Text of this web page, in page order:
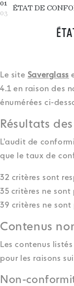
01
03
ÉTAT DE
Le site Saverglass
4.1 en raison des
énumérées ci-
Résultats
L’audit de
que le taux de
32 critères sont
35 critères ne sont
39 critères ne
Contenus
Les contenus
pour les raisons
Non-